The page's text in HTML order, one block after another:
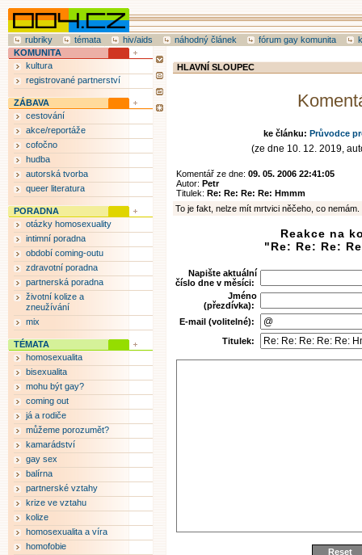
rubriky témata hiv/aids náhodný článek fórum gay komunita
HLAVNÍ SLOUPEC
ke článku: Průvodce
(ze dne 10. 12. 2019,
Komentář ze dne: 09. 05. 2006 22:41:05
Autor: Petr
Titulek: Re: Re: Re: Re: Hmmm
To je fakt, nelze mít mrtvici něčeho, co nemám.
Reakce na
"Re: Re: Re:
Napište aktuální
číslo dne v měsíci:
Jméno
(přezdívka):
E-mail (volitelné):
Titulek:
KOMUNITA
kultura
registrované partnerství
ZÁBAVA
cestování
akce/reportáže
cofočno
hudba
autorská tvorba
queer literatura
PORADNA
otázky homosexuality
intimní poradna
období coming-outu
zdravotní poradna
partnerská poradna
životní kolize a
zneužívání
mix
TÉMATA
homosexualita
bisexualita
mohu být gay?
coming out
já a rodiče
můžeme porozumět?
kamarádství
gay sex
balírna
partnerské vztahy
krize ve vztahu
kolize
homosexualita a víra
homofobie